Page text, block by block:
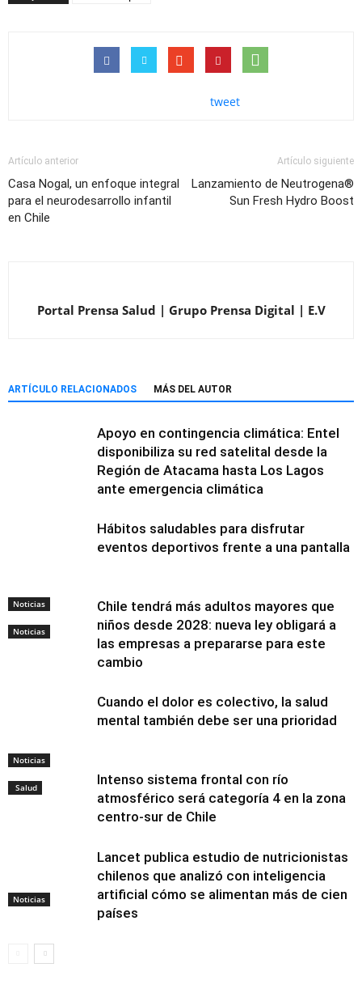
tweet
Artículo anterior
Casa Nogal, un enfoque integral
para el neurodesarrollo infantil
en Chile
Artículo siguiente
Lanzamiento de Neutrogena®
Sun Fresh Hydro Boost
Portal Prensa Salud | Grupo Prensa Digital | E.V
ARTÍCULO RELACIONADOS MÁS DEL AUTOR
Noticias
Apoyo en contingencia climática: Entel
disponibiliza su red satelital desde la
Región de Atacama hasta Los Lagos
ante emergencia climática
Noticias
Hábitos saludables para disfrutar
eventos deportivos frente a una pantalla
Noticias
Chile tendrá más adultos mayores que
niños desde 2028: nueva ley obligará a
las empresas a prepararse para este
cambio
Salud
Cuando el dolor es colectivo, la salud
mental también debe ser una prioridad
Noticias
Intenso sistema frontal con río
atmosférico será categoría 4 en la zona
centro-sur de Chile
Lancet publica estudio de nutricionistas
chilenos que analizó con inteligencia
artificial cómo se alimentan más de cien
países